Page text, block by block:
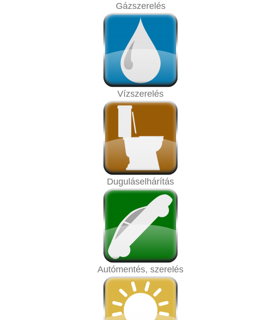
Gázszerelés
Vízszerelés
Duguláselhárítás
Autómentés, szerelés